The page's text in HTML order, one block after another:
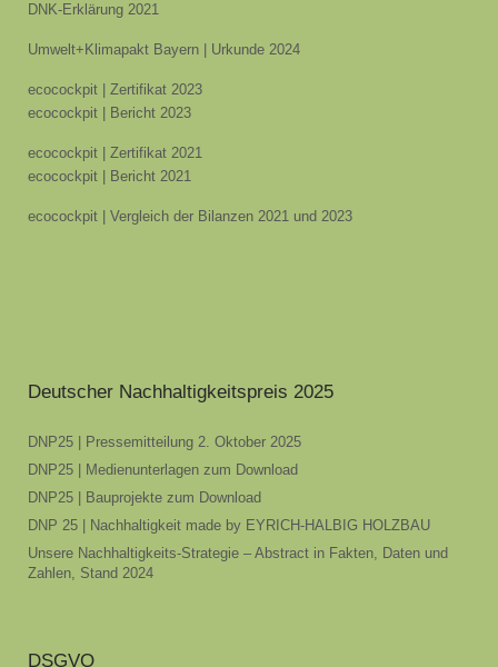
DNK-Erklärung 2021
Umwelt+Klimapakt Bayern | Urkunde 2024
ecocockpit | Zertifikat 2023
ecocockpit | Bericht 2023
ecocockpit | Zertifikat 2021
ecocockpit | Bericht 2021
ecocockpit | Vergleich der Bilanzen 2021 und 2023
Deutscher Nachhaltigkeitspreis 2025
DNP25 | Pressemitteilung 2. Oktober 2025
DNP25 | Medienunterlagen zum Download
DNP25 | Bauprojekte zum Download
DNP 25 | Nachhaltigkeit made by EYRICH-HALBIG HOLZBAU
Unsere Nachhaltigkeits-Strategie – Abstract in Fakten, Daten und
Zahlen, Stand 2024
DSGVO